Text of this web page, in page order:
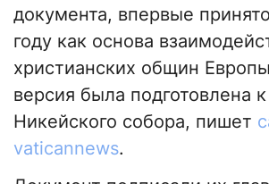
документа, впервые
году как основа
христианских общин
версия была подготовлена
Никейского собора, пишет
vaticannews.